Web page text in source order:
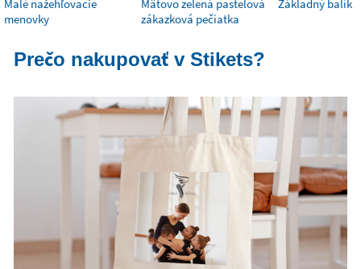
Malé nažehľovacie
menovky
Mätovo zelená pastelová
zákazková pečiatka
Základný balík
Prečo nakupovať v Stikets?